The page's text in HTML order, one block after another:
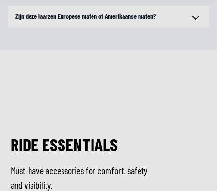
Zijn deze laarzen Europese maten of Amerikaanse maten?
RIDE ESSENTIALS
Must-have accessories for comfort, safety
and visibility.